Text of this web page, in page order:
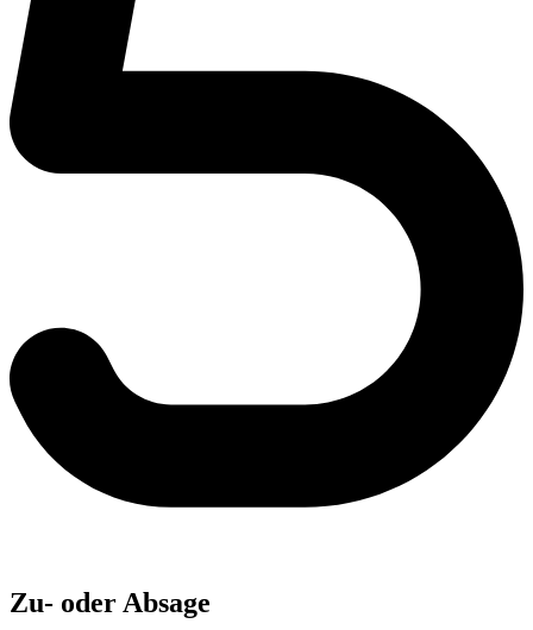
Zu- oder Absage